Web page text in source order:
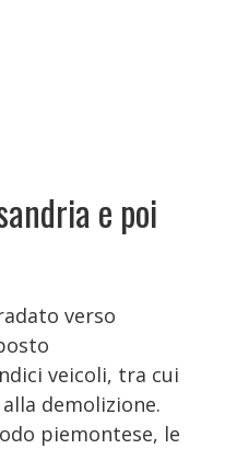
e poi
verso
veicoli, tra cui
demolizione.
piemontese, le